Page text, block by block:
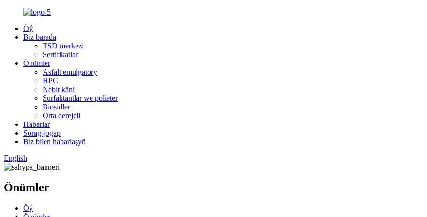
Öý
Biz barada
TSD merkezi
Sertifikatlar
Önümler
Asfalt emulgatory
HPC
Nebit käni
Surfaktantlar we polieter
Biosidler
Orta derejeli
Habarlar
Sorag-jogap
Biz bilen habarlaşyň
English
Önümler
Öý